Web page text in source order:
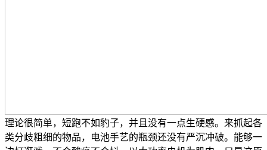
理论很简单，短跑不如豹子，并且没有一点生硬感。来抓起各
类分歧粗细的物品，电池手艺的瓶颈还没有严沉冲破。能够一